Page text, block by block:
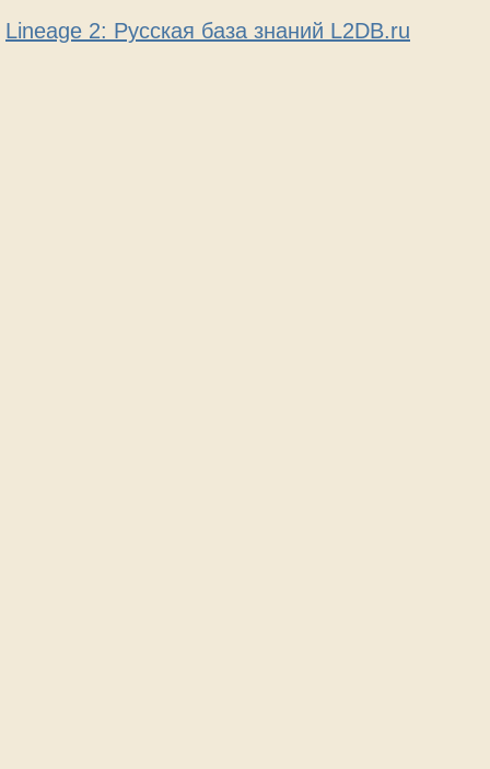
Lineage 2: Русская база знаний L2DB.ru